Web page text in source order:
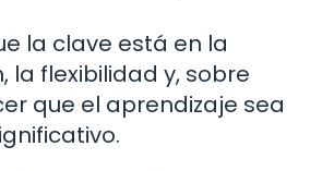
la clave está en la
la flexibilidad y, sobre
que el aprendizaje sea